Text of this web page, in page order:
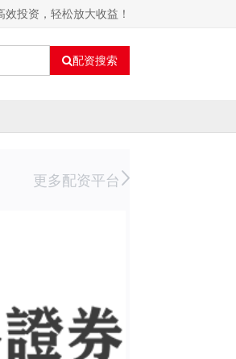
投资，轻松放大收益！
配资搜索
更多配资平台